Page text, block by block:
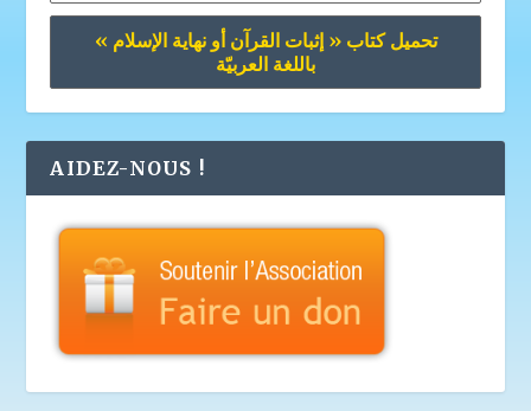
تحميل كتاب « إثبات القرآن أو نهاية الإسلام »
باللغة العربيّة
AIDEZ-NOUS !